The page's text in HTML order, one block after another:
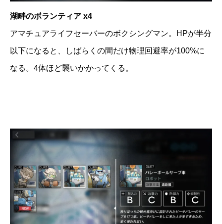
湖畔のボランティア x4
アマチュアライフセーバーのボクシングマン。HPが半分
以下になると、しばらくの間だけ物理回避率が100%に
なる。4体ほど襲いかかってくる。